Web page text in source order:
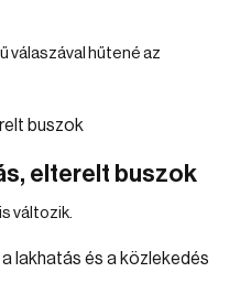
válaszával hűtené az
elterelt buszok
változik.